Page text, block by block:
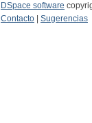
DSpace software
Contacto
Sugerencias